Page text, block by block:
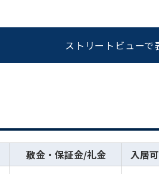
ストリートビューで
敷金・保証金/礼金 入居